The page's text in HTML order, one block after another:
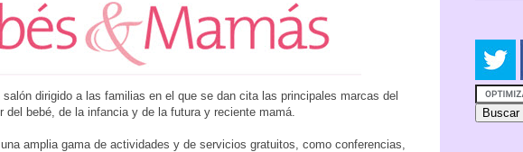
dirigido a las familias en el que se dan cita las principales marcas del
del bebé, de la infancia y de la futura y reciente mamá.
amplia gama de actividades y de servicios gratuitos, como conferencias,